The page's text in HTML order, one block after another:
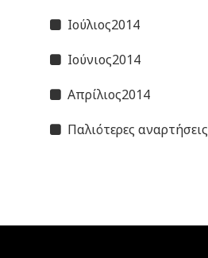
Ιούλιος2014
Ιούνιος2014
Απρίλιος2014
Παλιότερες αναρτήσεις